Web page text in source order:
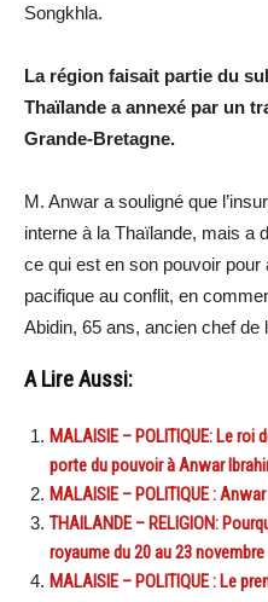
Songkhla.
La région faisait partie du
Thaïlande a annexé par un
Grande-Bretagne.
M. Anwar a souligné que
interne à la Thaïlande, mais a
ce qui est en son pouvoir
pacifique au conflit, en
Abidin, 65 ans, ancien chef de
A Lire Aussi:
MALAISIE – POLITIQUE: Le
porte du pouvoir à Anwar
MALAISIE – POLITIQUE :
THAILANDE – RELIGION:
royaume du 20 au 23 novembre
MALAISIE – POLITIQUE : Le